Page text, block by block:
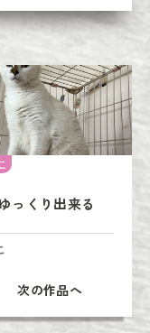
っくり出来る
次の作品へ